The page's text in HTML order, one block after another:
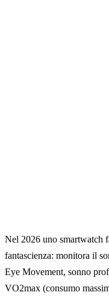
Nel 2026 uno smartwatch
fantascienza: monitora il
Eye Movement, sonno
VO2max (consumo